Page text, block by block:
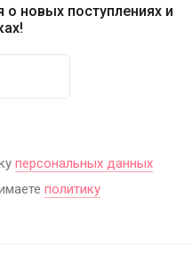
новых поступлениях и
персональных данных
политику